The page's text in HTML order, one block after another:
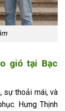
gió tại Bạc
sự thoải mái, và
Hưng Thịnh